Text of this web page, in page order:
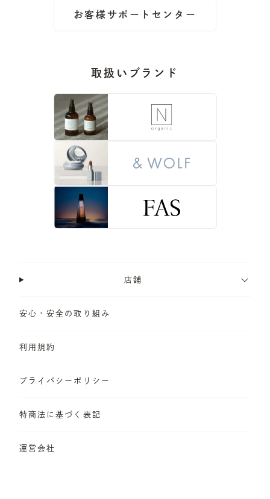
お客様サポートセンター
取扱いブランド
店舗
安心・安全の取り組み
利用規約
プライバシーポリシー
特商法に基づく表記
運営会社